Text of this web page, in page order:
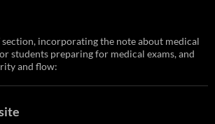
section, incorporating the note about medical
students preparing for medical exams, and
and flow: